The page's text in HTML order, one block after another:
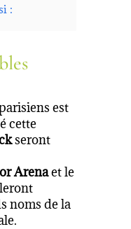
:
est
cette
seront
Arenaet le
noms de la